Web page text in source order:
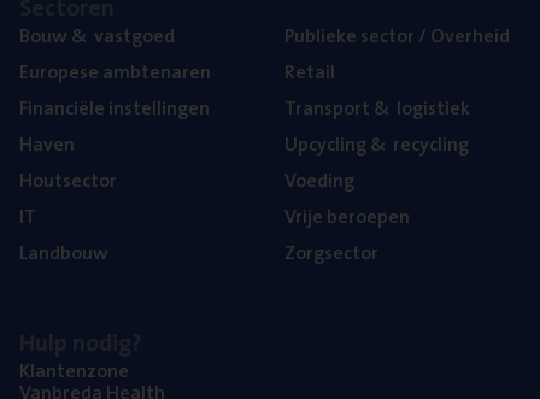
Bouw& vastgoed
Euro­pe­se ambtenaren
Finan­ci­ë­le instellingen
Haven
Hout­sec­tor
IT
Land­bouw
Publie­ke sec­tor / Overheid
Retail
Trans­port& logistiek
Upcy­cling& recycling
Voe­ding
Vrije beroe­pen
Zorg­sec­tor
Klan­ten­zo­ne
Van­b­re­da Health